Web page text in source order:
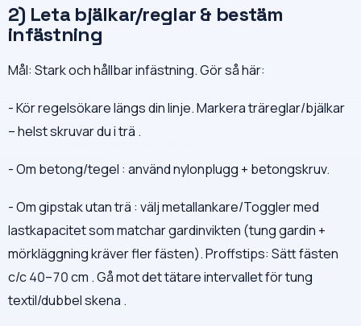
2) Leta bjälkar/reglar & bestäm
infästning
Mål: Stark och hållbar infästning. Gör så här:
- Kör regelsökare längs din linje. Markera träreglar/bjälkar
– helst skruvar du i trä .
- Om betong/tegel : använd nylonplugg + betongskruv.
- Om gipstak utan trä : välj metallankare/Toggler med
lastkapacitet som matchar gardinvikten (tung gardin +
mörkläggning kräver fler fästen). Proffstips: Sätt fästen
c/c 40–70 cm . Gå mot det tätare intervallet för tung
textil/dubbel skena .